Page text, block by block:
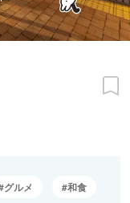
グルメ 和食